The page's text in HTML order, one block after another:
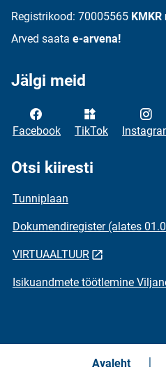
Registrikood: 70005565 KMKR
Arved saata e-arvena!
Jälgi meid
Facebook TikTok
Otsi kiiresti
Tunniplaan
Dokumendiregister (alates
VIRTUAALTUUR
Isikuandmete töötlemine
Avaleht